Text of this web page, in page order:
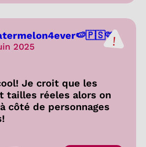
2025
Je croit que les
tailles réeles alors on
côté de personnages